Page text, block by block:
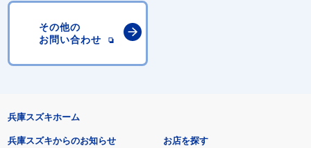
その他の
お問い合わせ
兵庫スズキホーム
兵庫スズキからのお知らせ お店を探す